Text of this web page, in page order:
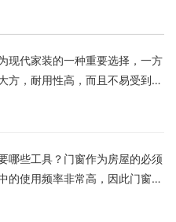
现代家装的一种重要选择，一方
方，耐用性高，而且不易受到各
毁，另一方面还可以有效控制室
哪些工具？门窗作为房屋的必须
的使用频率非常高，因此门窗的
要的。门窗安装需要一系列的工